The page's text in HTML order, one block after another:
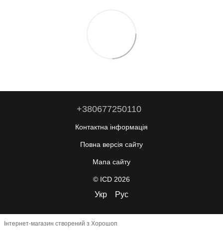
+380677250110
Контактна інформація
Повна версія сайту
Мапа сайту
© ICD 2026
Укр Рус
Інтернет-магазин створений з Хорошоп